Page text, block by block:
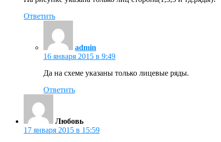
Ответить
admin
16 января 2015 в 9:49
Да на схеме указаны только лицевые ряды.
Ответить
Любовь
17 января 2015 в 15:59